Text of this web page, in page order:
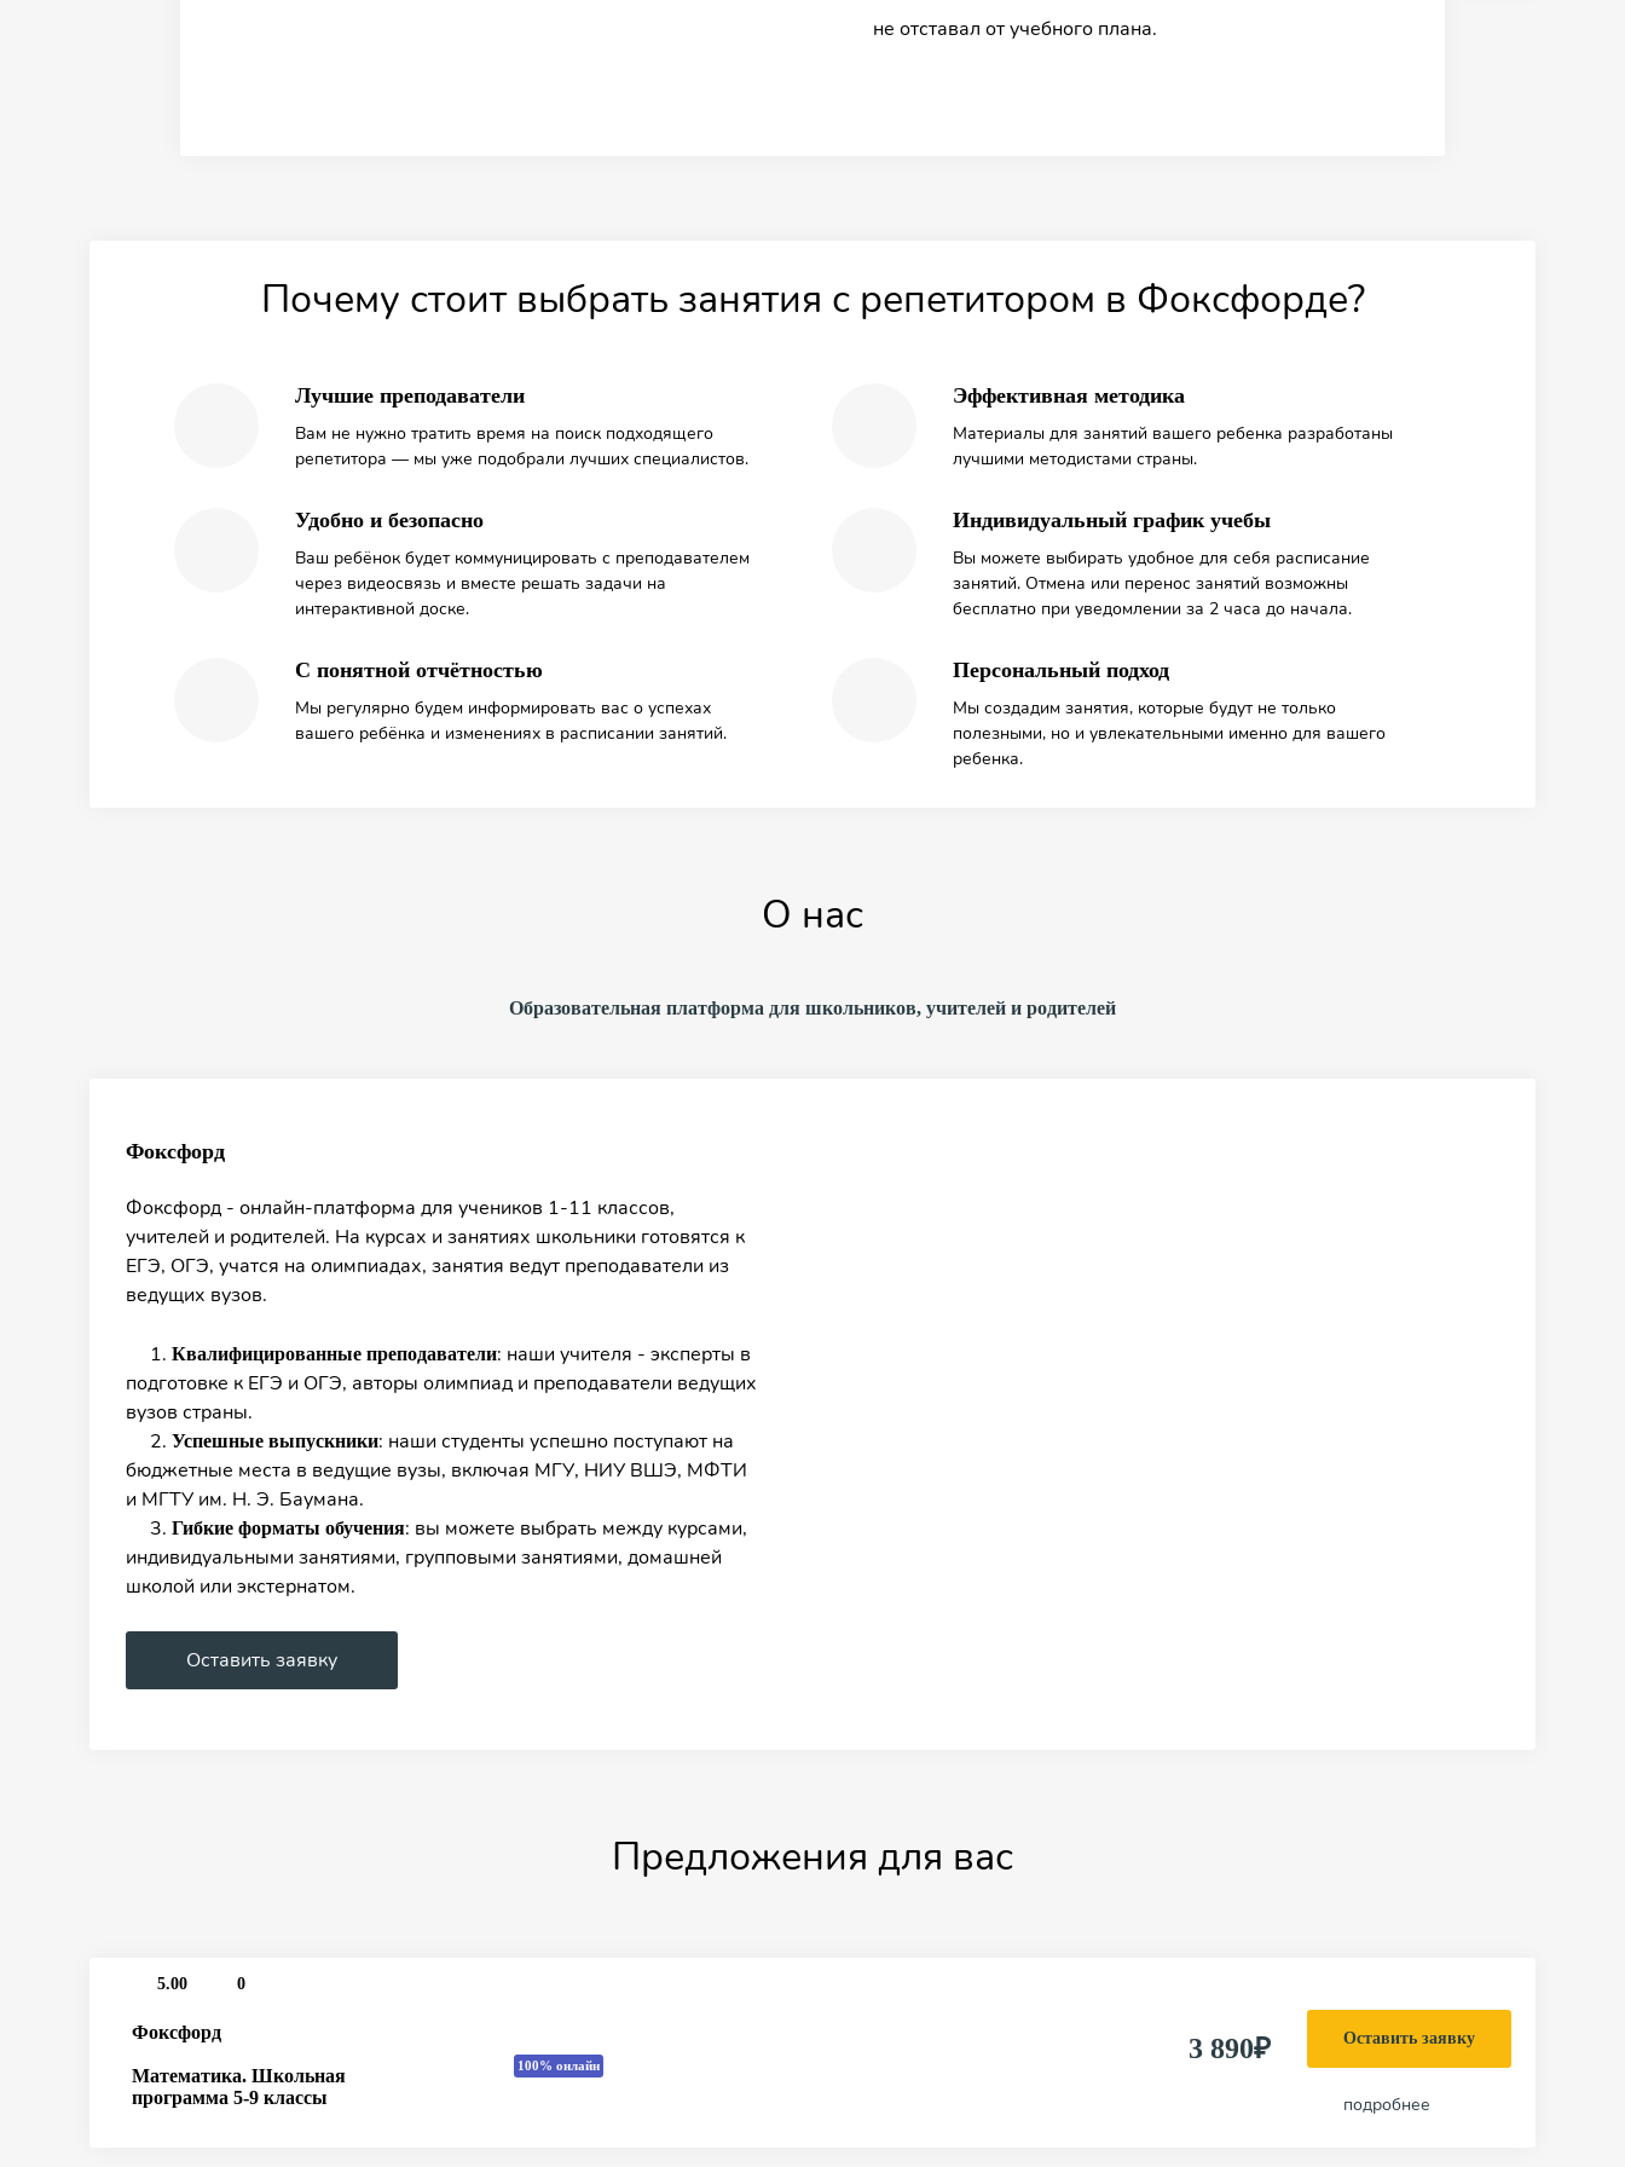
не отставал от учебного плана.
темам.
важно для успешной учёбы в будущем.
перерывы на физические упражнения и зарядку для
контрольным работам, чтобы успешно справиться с ними.
Почему стоит выбрать занятия с репетитором в Фоксфорде?
Лучшие преподаватели
Вам не нужно тратить время на поиск подходящего
репетитора — мы уже подобрали лучших специалистов.
Эффективная методика
Материалы для занятий вашего ребенка разработаны
лучшими методистами страны.
Удобно и безопасно
Ваш ребёнок будет коммуницировать с преподавателем
через видеосвязь и вместе решать задачи на
интерактивной доске.
Индивидуальный график учебы
Вы можете выбирать удобное для себя расписание
занятий. Отмена или перенос занятий возможны
бесплатно при уведомлении за 2 часа до начала.
С понятной отчётностью
Мы регулярно будем информировать вас о успехах
вашего ребёнка и изменениях в расписании занятий.
Персональный подход
Мы создадим занятия, которые будут не только
полезными, но и увлекательными именно для вашего
ребенка.
О нас
Образовательная платформа для школьников, учителей и родителей
Фоксфорд
Фоксфорд - онлайн-платформа для учеников 1-11 классов,
учителей и родителей. На курсах и занятиях школьники готовятся к
ЕГЭ, ОГЭ, учатся на олимпиадах, занятия ведут преподаватели из
ведущих вузов.
1. Квалифицированные преподаватели: наши учителя - эксперты в
подготовке к ЕГЭ и ОГЭ, авторы олимпиад и преподаватели ведущих
вузов страны.
2. Успешные выпускники: наши студенты успешно поступают на
бюджетные места в ведущие вузы, включая МГУ, НИУ ВШЭ, МФТИ
и МГТУ им. Н. Э. Баумана.
3. Гибкие форматы обучения: вы можете выбрать между курсами,
индивидуальными занятиями, групповыми занятиями, домашней
школой или экстернатом.
Оставить заявку
Предложения для вас
5.00 0
Фоксфорд
Математика. Школьная
программа 5-9 классы
100% онлайн
3 890₽ Оставить заявку
подробнее